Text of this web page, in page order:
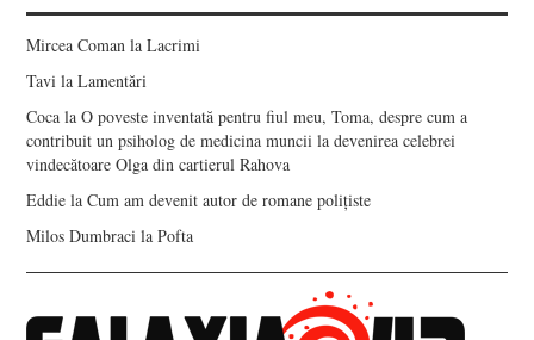
Mircea Coman laLacrimi
Tavi laLamentări
Coca laO poveste inventată pentru fiul meu, Toma, despre cum a
contribuit un psiholog de medicina muncii la devenirea celebrei
vindecătoare Olga din cartierul Rahova
Eddie laCum am devenit autor de romane polițiste
Milos Dumbraci laPofta